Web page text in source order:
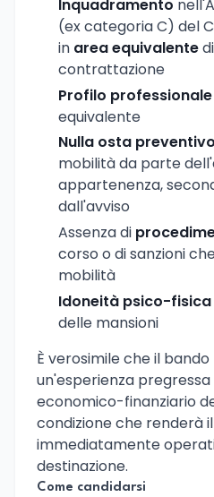
Inquadramento
(ex categoria C) del
in area equivalente
contrattazione
Profilo
equivalente
Nulla osta
mobilità da parte
appartenenza,
dall'avviso
Assenza di
corso o di sanzioni
mobilità
Idoneità psico-fisica
delle mansioni
È verosimile che il
un'esperienza
economico-finanziario
condizione che renderà
immediatamente
destinazione.
Come candidarsi